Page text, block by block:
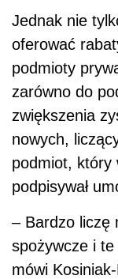
Jednak nie
oferować
podmioty
zarówno do
zwiększenia
nowych,
podmiot, który
podpisywał
– Bardzo liczę
spożywcze i te
mówi